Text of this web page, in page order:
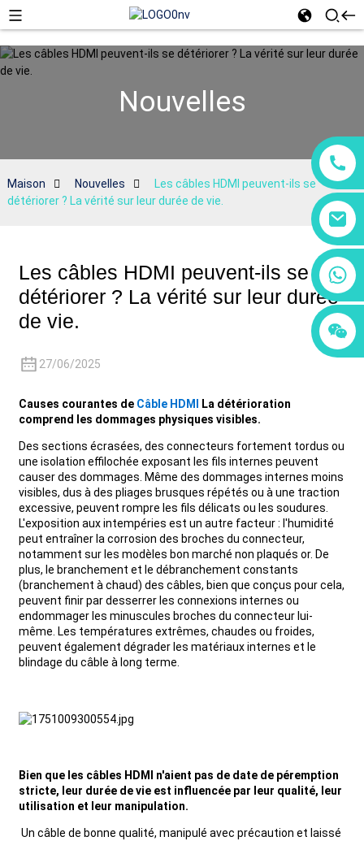
+86 18760065206
Nouvelles
Maison Nouvelles
Les câbles HDMI peuvent-ils se
détériorer ? La vérité sur leur durée de vie.
Les câbles HDMI peuvent-ils se
détériorer ? La vérité sur leur durée
de vie.
27/06/2025
Causes courantes de Câble HDMI
La détérioration
comprend les dommages physiques visibles.
Des sections écrasées, des connecteurs fortement tordus ou
une isolation effilochée exposant les fils internes peuvent
causer des dommages. Même des dommages internes moins
visibles, dus à des pliages brusques répétés ou à une traction
excessive, peuvent rompre les fils délicats ou les soudures.
L'exposition aux intempéries est un autre facteur : l'humidité
peut entraîner la corrosion des broches du connecteur,
notamment sur les modèles bon marché non plaqués or. De
plus, le branchement et le débranchement constants
(branchement à chaud) des câbles, bien que conçus pour cela,
peuvent finir par desserrer les connexions internes ou
endommager les minuscules broches du connecteur lui-
même. Les températures extrêmes, chaudes ou froides,
peuvent également dégrader les matériaux internes et le
blindage du câble à long terme.
Bien que les câbles HDMI n'aient pas de date de péremption
stricte, leur durée de vie est influencée par leur qualité, leur
utilisation et leur manipulation.
Un câble de bonne qualité, manipulé avec précaution et laissé